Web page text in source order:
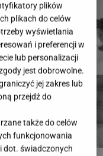
plików
plikach do celów
wyświetlania
i preferencji w
lub personalizacji
jest dobrowolne.
jej zakres lub
przejdź do
także do celów
funkcjonowania
dot. świadczonych